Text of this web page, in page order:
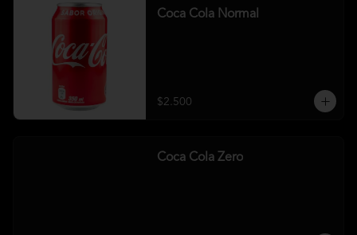
Coca Cola Normal
$2.500
Coca Cola Zero